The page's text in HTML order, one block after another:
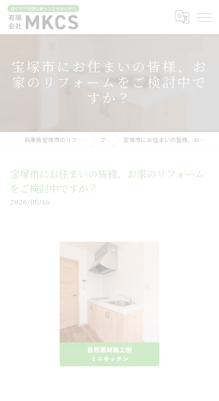
宝塚市にお住まいの皆様、お
家のリフォームをご検討中で
すか？
兵庫県宝塚市のリフォームなら有限会社MKCS ブログ 宝塚市にお住まいの皆様、お家のリフォームをご検討中ですか？
宝塚市にお住まいの皆様、お家のリフォーム
をご検討中ですか？
2026/05/16